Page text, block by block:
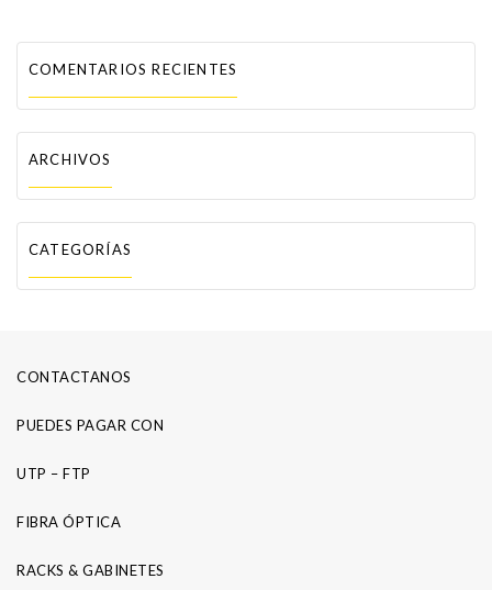
COMENTARIOS RECIENTES
ARCHIVOS
CATEGORÍAS
CONTACTANOS
PUEDES PAGAR CON
UTP – FTP
FIBRA ÓPTICA
RACKS & GABINETES